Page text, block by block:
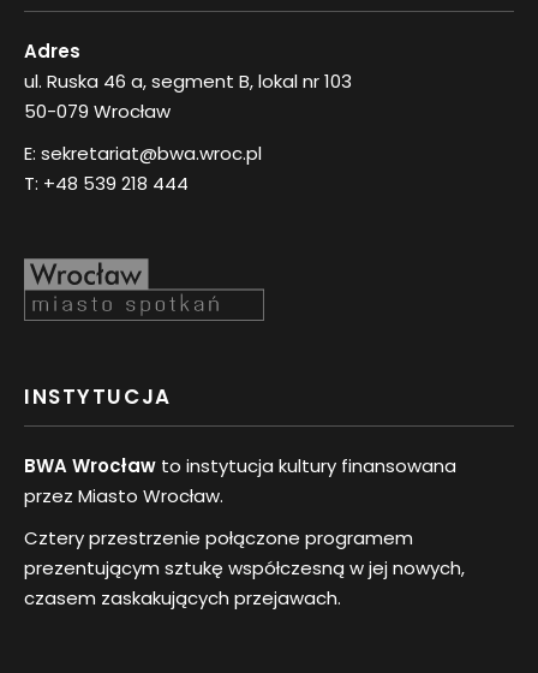
Adres
ul. Ruska 46 a, segment B, lokal nr 103
50-079 Wrocław
E: sekretariat@bwa.wroc.pl
T: +48 539 218 444
INSTYTUCJA
BWA Wrocław to instytucja kultury finansowana
przez Miasto Wrocław.
Cztery przestrzenie połączone programem
prezentującym sztukę współczesną w jej nowych,
czasem zaskakujących przejawach.